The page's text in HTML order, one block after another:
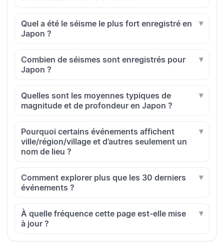
Quel a été le séisme le plus fort enregistré en
Japon ?
Combien de séismes sont enregistrés pour
Japon ?
Quelles sont les moyennes typiques de
magnitude et de profondeur en Japon ?
Pourquoi certains événements affichent
ville/région/village et d’autres seulement un
nom de lieu ?
Comment explorer plus que les 30 derniers
événements ?
À quelle fréquence cette page est-elle mise
à jour ?